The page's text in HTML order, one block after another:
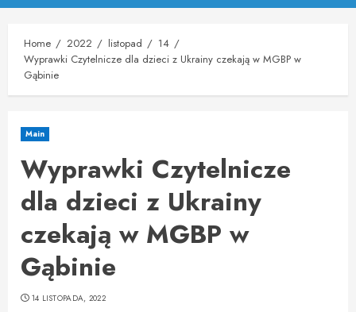
Menu
Home 2022 listopad
14
Wyprawki Czytelnicze dla dzieci z Ukrainy czekają w MGBP w
Gąbinie
Main
Wyprawki Czytelnicze
dla dzieci z Ukrainy
czekają w MGBP w
Gąbinie
14 LISTOPADA, 2022